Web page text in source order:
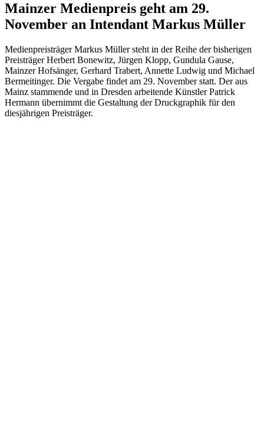
Mainzer Medienpreis geht am 29.
November an Intendant Markus Müller
Medienpreisträger Markus Müller steht in der Reihe der bisherigen
Preisträger Herbert Bonewitz, Jürgen Klopp, Gundula Gause,
Mainzer Hofsänger, Gerhard Trabert, Annette Ludwig und Michael
Bermeitinger. Die Vergabe findet am 29. November statt. Der aus
Mainz stammende und in Dresden arbeitende Künstler Patrick
Hermann übernimmt die Gestaltung der Druckgraphik für den
diesjährigen Preisträger.